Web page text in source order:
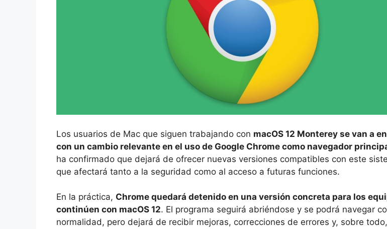
Los usuarios de Mac que siguen trabajando con macOS 12 Monterey se van a
con un cambio relevante en el uso de Google Chrome como navegador
ha confirmado que dejará de ofrecer nuevas versiones compatibles con este
que afectará tanto a la seguridad como al acceso a futuras funciones.
En la práctica, Chrome quedará detenido en una versión concreta para los
continúen con macOS 12. El programa seguirá abriéndose y se podrá navegar
normalidad, pero dejará de recibir mejoras, correcciones de errores y, sobre